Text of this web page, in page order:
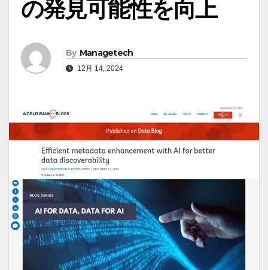
の発見可能性を向上
By Managetech
12月 14, 2024